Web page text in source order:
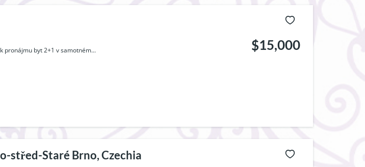
pronájmu byt 2+1 v samotném...
$15,000
střed-Staré Brno, Czechia